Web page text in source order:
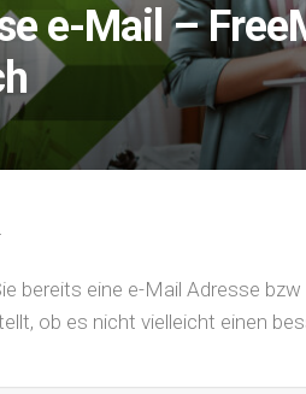
e-Mail –
bereits eine e-Mail Adresse
ob es nicht vielleicht einen